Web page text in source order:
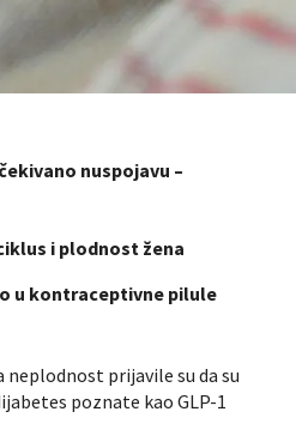
nuspojavu –
i plodnost žena
u kontraceptivne pilule
prijavile su da su
poznate kao GLP-1